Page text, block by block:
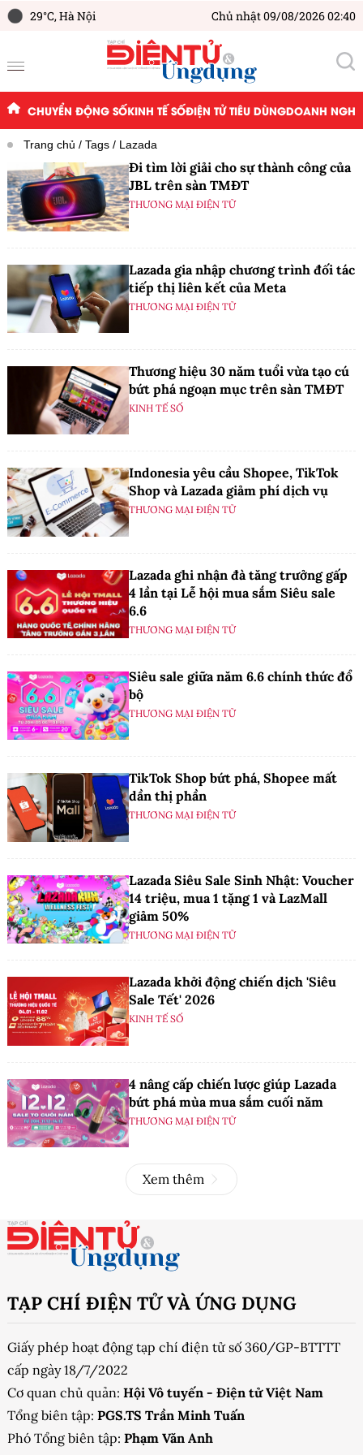
29°C,Hà Nội Chủ nhật 09/08/2026 02:40
CHUYỂN ĐỘNG SỐKINH TẾ SỐĐIỆN TỬ TIÊU DÙNGDOANH
Trang chủ Tags Lazada
Đi tìm lời giải cho sự thành công của
JBL trên sàn TMĐT
THƯƠNG MẠI ĐIỆN TỬ
Lazada gia nhập chương trình đối tác
tiếp thị liên kết của Meta
THƯƠNG MẠI ĐIỆN TỬ
Thương hiệu 30 năm tuổi vừa tạo cú
bứt phá ngoạn mục trên sàn TMĐT
KINH TẾ SỐ
Indonesia yêu cầu Shopee, TikTok
Shop và Lazada giảm phí dịch vụ
THƯƠNG MẠI ĐIỆN TỬ
Lazada ghi nhận đà tăng trưởng gấp
4 lần tại Lễ hội mua sắm Siêu sale
6.6
THƯƠNG MẠI ĐIỆN TỬ
Siêu sale giữa năm 6.6 chính thức đổ
bộ
THƯƠNG MẠI ĐIỆN TỬ
TikTok Shop bứt phá, Shopee mất
dần thị phần
THƯƠNG MẠI ĐIỆN TỬ
Lazada Siêu Sale Sinh Nhật: Voucher
14 triệu, mua 1 tặng 1 và LazMall
giảm 50%
THƯƠNG MẠI ĐIỆN TỬ
Lazada khởi động chiến dịch 'Siêu
Sale Tết' 2026
KINH TẾ SỐ
4 nâng cấp chiến lược giúp Lazada
bứt phá mùa mua sắm cuối năm
THƯƠNG MẠI ĐIỆN TỬ
Xem thêm
TẠP CHÍ ĐIỆN TỬ VÀ ỨNG DỤNG
Giấy phép hoạt động tạp chí điện tử số 360/GP-BTTTT
cấp ngày 18/7/2022
Cơ quan chủ quản: Hội Vô tuyến - Điện tử Việt Nam
Tổng biên tập: PGS.TS Trần Minh Tuấn
Phó Tổng biên tập: Phạm Văn Anh